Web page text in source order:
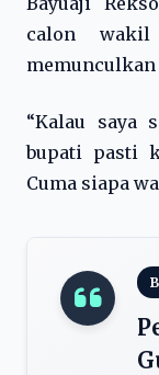
calon
memunculkan
“Kalau saya
bupati pasti
Cuma siapa